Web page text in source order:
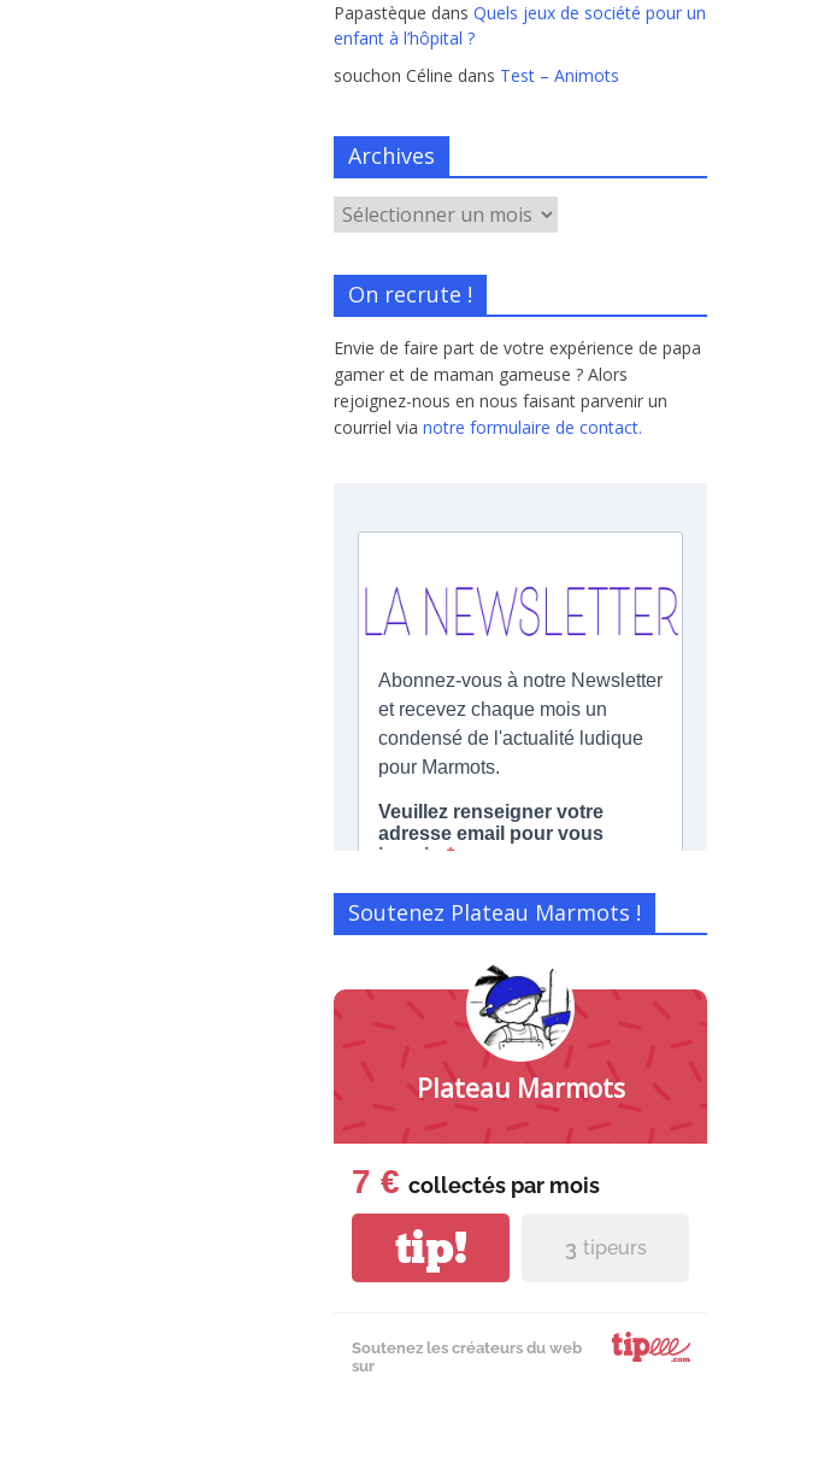
Papastèque dans Quels jeux de société pour un
enfant à l’hôpital ?
souchon Céline dans Test – Animots
Archives
On recrute !
Envie de faire part de votre expérience de papa
gamer et de maman gameuse ? Alors
rejoignez-nous en nous faisant parvenir un
courriel via notre formulaire de contact.
Soutenez Plateau Marmots !
Plateau Marmots
7 € collectés par mois
tip! 3 tipeurs
Soutenez les créateurs du web
sur